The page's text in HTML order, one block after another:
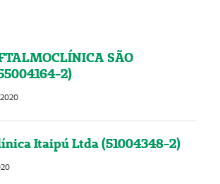
SÃO
2)
Itaipú Ltda (51004348-2)